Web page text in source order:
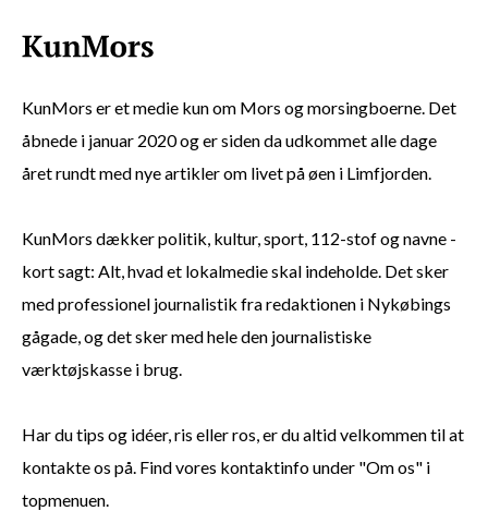
KunMors er et medie kun om Mors og morsingboerne. Det
åbnede i januar 2020 og er siden da udkommet alle dage
året rundt med nye artikler om livet på øen i Limfjorden.
KunMors dækker politik, kultur, sport, 112-stof og navne -
kort sagt: Alt, hvad et lokalmedie skal indeholde. Det sker
med professionel journalistik fra redaktionen i Nykøbings
gågade, og det sker med hele den journalistiske
værktøjskasse i brug.
Har du tips og idéer, ris eller ros, er du altid velkommen til at
kontakte os på. Find vores kontaktinfo under "Om os" i
topmenuen.